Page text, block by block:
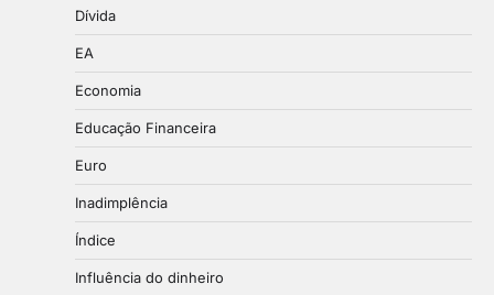
Dívida
EA
Economia
Educação Financeira
Euro
Inadimplência
Índice
Influência do dinheiro